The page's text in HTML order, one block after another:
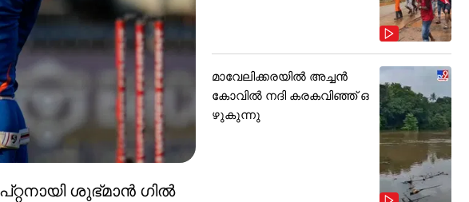
ശുഭ്മാന്‍ ഗില്‍
മാവേലിക്കരയിൽ അച്ചൻ
കോവിൽ നദി കരകവിഞ്ഞ് ഒ
ഴുകുന്നു